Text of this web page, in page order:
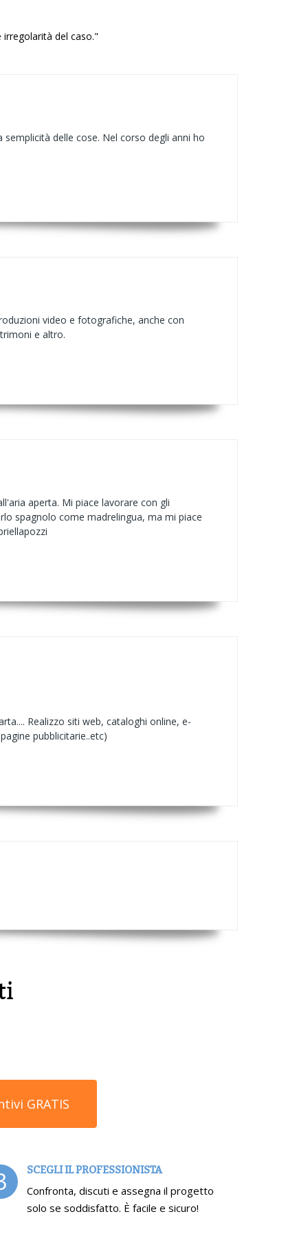
del caso."
delle cose. Nel corso degli anni ho
video e fotografiche, anche con
e altro.
aperta. Mi piace lavorare con gli
spagnolo come madrelingua, ma mi piace
Realizzo siti web, cataloghi online, e-
pubblicitarie..etc)
GRATIS
SCEGLI IL PROFESSIONISTA
Confronta, discuti e assegna il progetto
solo se soddisfatto. È facile e sicuro!